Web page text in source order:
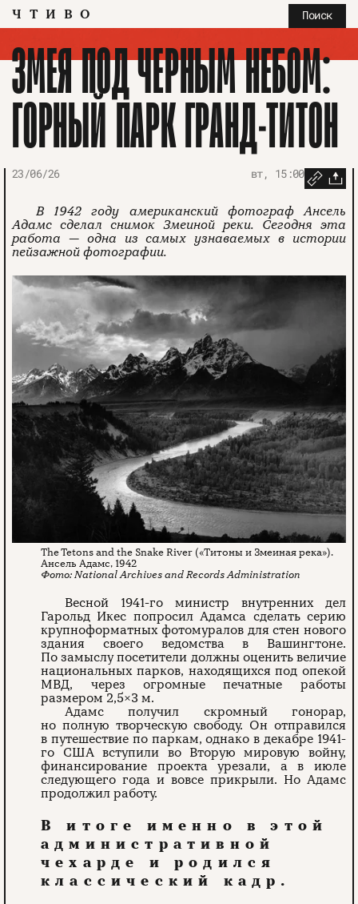
ЧТИВО Поиск
ЗМЕЯ ПОД ЧЕРНЫМ НЕБОМ:
ГОРНЫЙ ПАРК ГРАНД-ТИТОН
23/06/26 вт, 15:00
В 1942 году американский фотограф Ансель
Адамс сделал снимок Змеиной реки. Сегодня эта
работа — одна из самых узнаваемых в истории
пейзажной фотографии.
The Tetons and the Snake River («Титоны и Змеиная река»).
Ансель Адамс, 1942
National Archives and Records Administration
Весной 1941-го министр внутренних дел
Гарольд Икес попросил Адамса сделать серию
крупноформатных фотомуралов для стен нового
здания своего ведомства в Вашингтоне.
По замыслу посетители должны оценить величие
национальных парков, находящихся под опекой
МВД, через огромные печатные работы
размером 2,5×3 м.
Адамс получил скромный гонорар,
но полную творческую свободу. Он отправился
в путешествие по паркам, однако в декабре 1941-
го США вступили во Вторую мировую войну,
финансирование проекта урезали, а в июле
следующего года и вовсе прикрыли. Но Адамс
продолжил работу.
В итоге именно в этой
административной
чехарде и родился
классический кадр.